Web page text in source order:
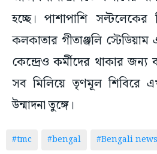
হচ্ছে। পাশাপাশি সল্টলেকের
কলকাতার গীতাঞ্জলি
কেন্দ্রেও কর্মীদের থাকার জন্য
সব মিলিয়ে তৃণমূল শিবিরে
উন্মাদনা তুঙ্গে।
#tmc #bengal #Bengali news